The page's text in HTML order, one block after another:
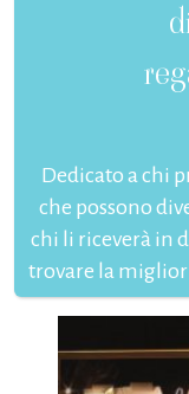
Dedicato a chi
che possono
chi li riceverà in
trovare la miglior